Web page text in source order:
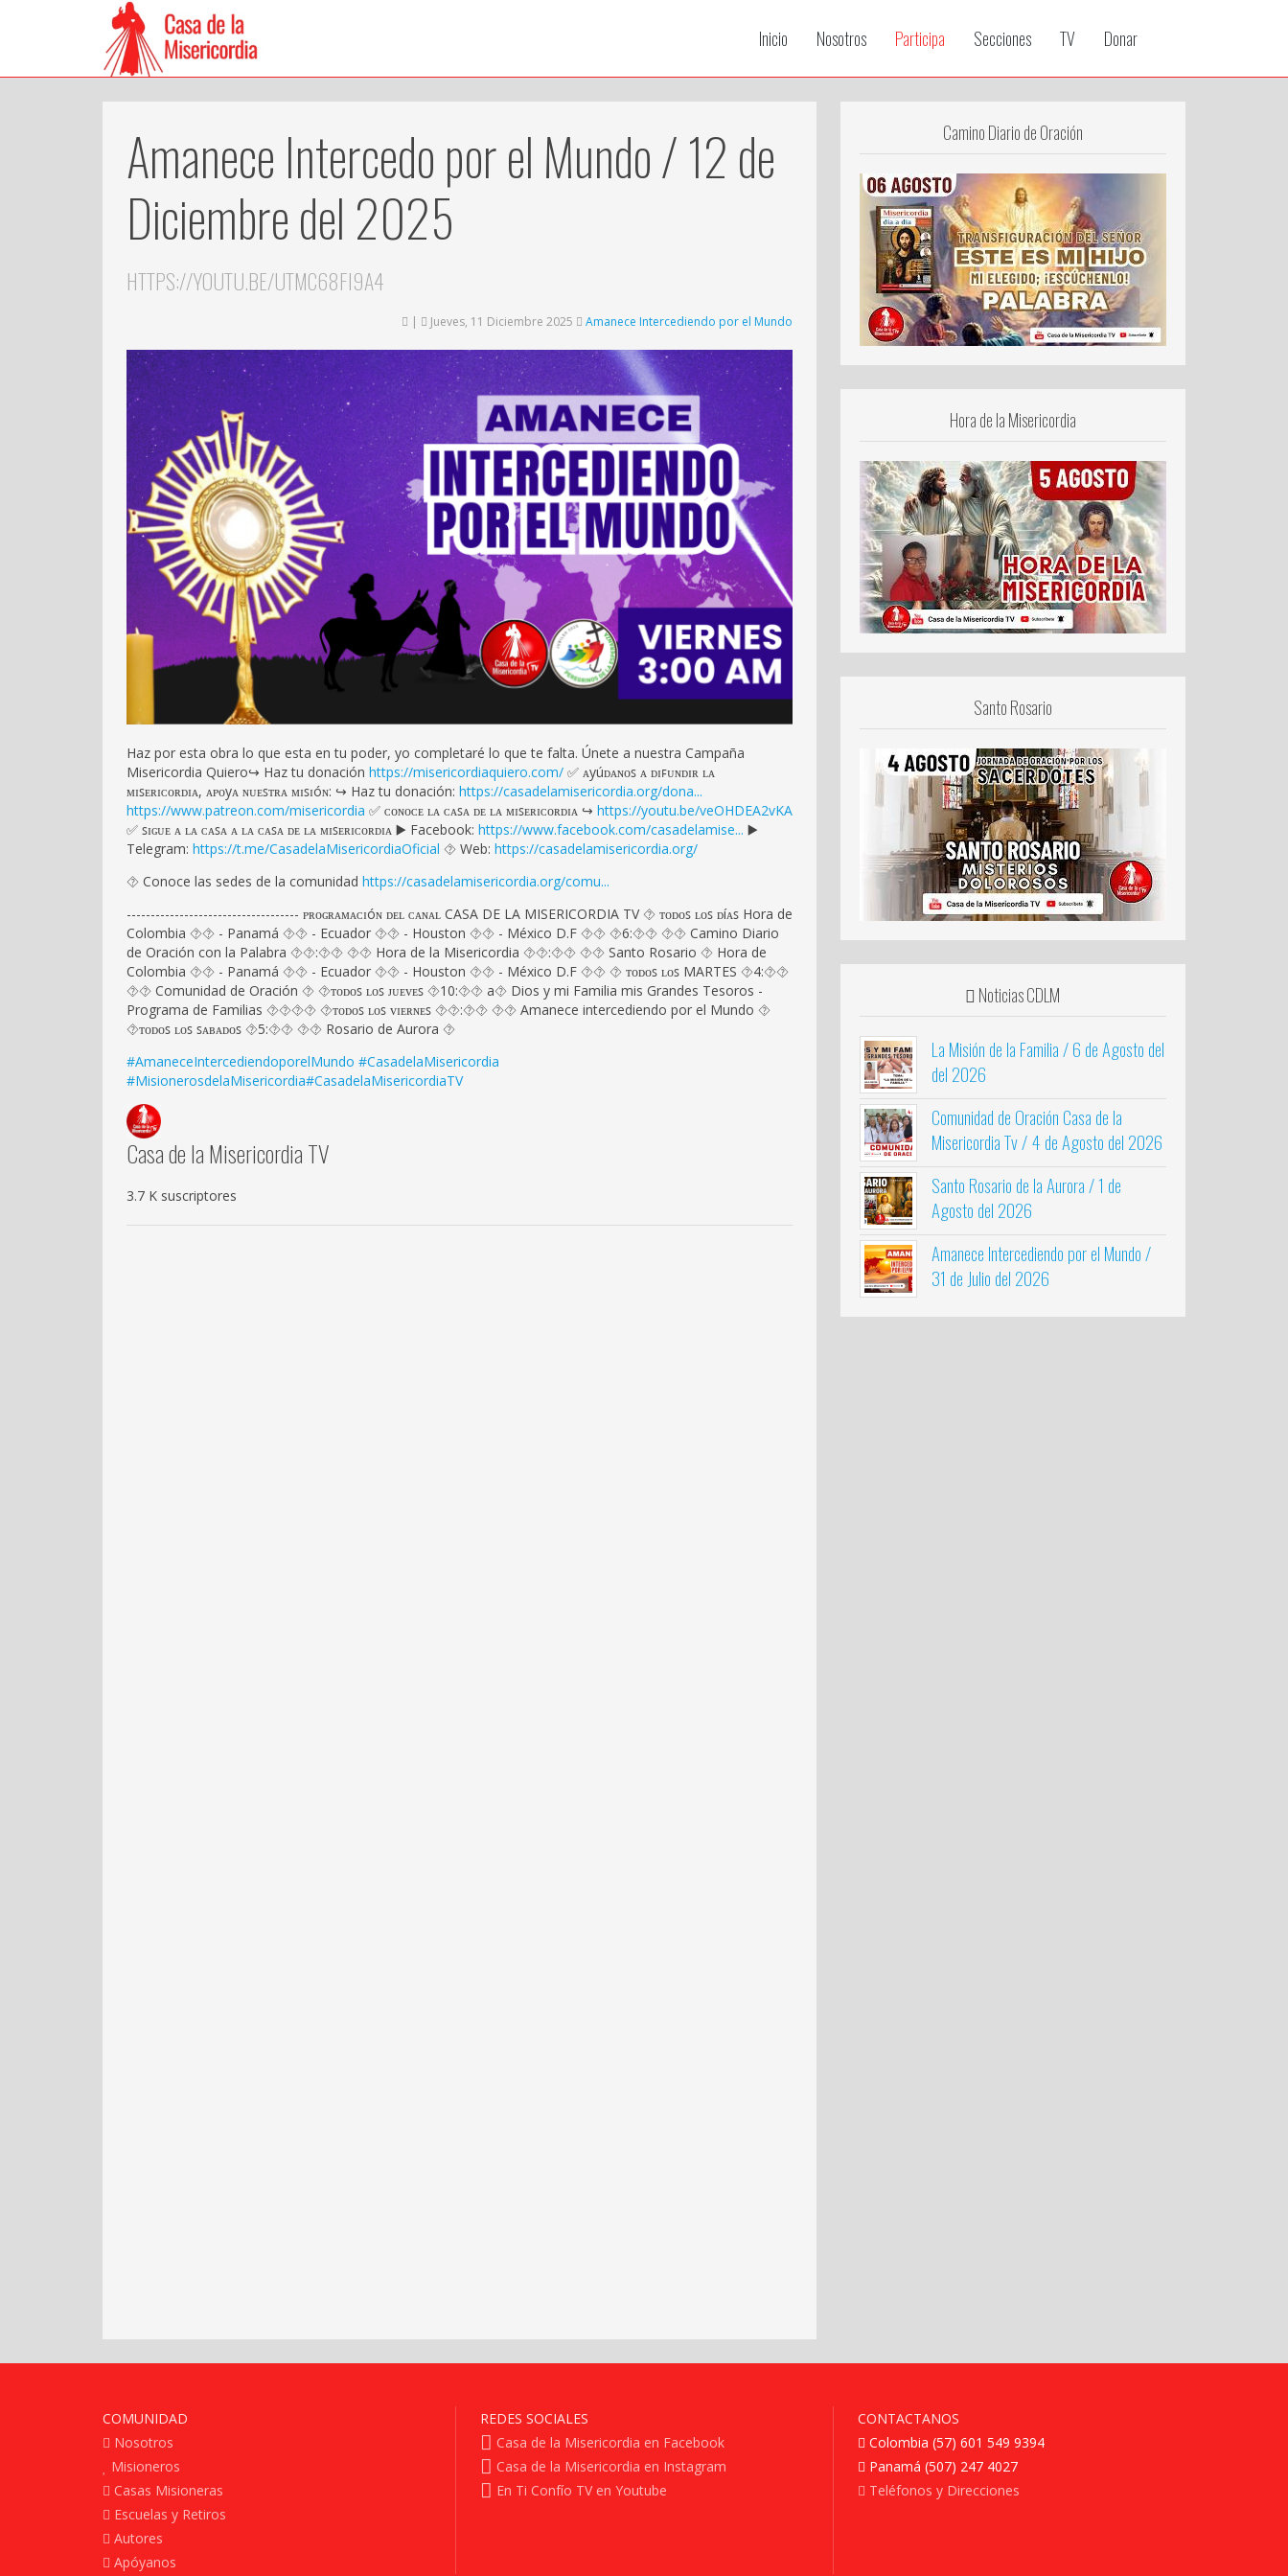
Inicio Nosotros Participa Secciones TV Donar
Amanece Intercedo por el Mundo / 12 de
Diciembre del 2025
HTTPS://YOUTU.BE/UTMC68FI9A4
| Jueves, 11 Diciembre 2025 Amanece Intercediendo por el Mundo
Haz por esta obra lo que esta en tu poder, yo completaré lo que te falta. Únete a nuestra Campaña
Misericordia Quiero↪️ Haz tu donación https://misericordiaquiero.com/ ✅ ᴀyúᴅᴀɴᴏꜱ ᴀ ᴅɪꜰᴜɴᴅɪʀ ʟᴀ
ᴍɪꜱᴇʀɪᴄᴏʀᴅɪᴀ, ᴀᴩᴏyᴀ ɴᴜᴇꜱᴛʀᴀ ᴍɪꜱɪóɴ: ↪️ Haz tu donación: https://casadelamisericordia.org/dona...
https://www.patreon.com/misericordia ✅ ᴄᴏɴᴏᴄᴇ ʟᴀ ᴄᴀꜱᴀ ᴅᴇ ʟᴀ ᴍɪꜱᴇʀɪᴄᴏʀᴅɪᴀ ↪️ https://youtu.be/veOHDEA2vKA
✅ ꜱɪɢᴜᴇ ᴀ ʟᴀ ᴄᴀꜱᴀ ᴀ ʟᴀ ᴄᴀꜱᴀ ᴅᴇ ʟᴀ ᴍɪꜱᴇʀɪᴄᴏʀᴅɪᴀ ▶️ Facebook: https://www.facebook.com/casadelamise... ▶️
Telegram: https://t.me/CasadelaMisericordiaOficial ⯑️ Web: https://casadelamisericordia.org/
⯑ Conoce las sedes de la comunidad https://casadelamisericordia.org/comu...
------------------------------------ ᴩʀᴏɢʀᴀᴍᴀᴄɪóɴ ᴅᴇʟ ᴄᴀɴᴀʟ CASA DE LA MISERICORDIA TV ⯑ ᴛᴏᴅᴏꜱ ʟᴏꜱ ᴅíᴀꜱ Hora de
Colombia ⯑⯑ - Panamá ⯑⯑ - Ecuador ⯑⯑ - Houston ⯑⯑ - México D.F ⯑⯑ ⯑6:⯑⯑ ⯑⯑ Camino Diario
de Oración con la Palabra ⯑⯑:⯑⯑ ⯑⯑ Hora de la Misericordia ⯑⯑:⯑⯑ ⯑⯑ Santo Rosario ⯑ Hora de
Colombia ⯑⯑ - Panamá ⯑⯑ - Ecuador ⯑⯑ - Houston ⯑⯑ - México D.F ⯑⯑ ⯑ ᴛᴏᴅᴏꜱ ʟᴏꜱ MARTES ⯑4:⯑⯑
⯑⯑ Comunidad de Oración ⯑ ⯑ᴛᴏᴅᴏꜱ ʟᴏꜱ ᴊᴜᴇᴠᴇꜱ ⯑10:⯑⯑ a⯑ Dios y mi Familia mis Grandes Tesoros -
Programa de Familias ⯑‍⯑‍⯑‍⯑ ⯑ᴛᴏᴅᴏꜱ ʟᴏꜱ ᴠɪᴇʀɴᴇꜱ ⯑⯑:⯑⯑ ⯑⯑ Amanece intercediendo por el Mundo ⯑
⯑ᴛᴏᴅᴏꜱ ʟᴏꜱ ꜱᴀʙᴀᴅᴏꜱ ⯑5:⯑⯑ ⯑⯑ Rosario de Aurora ⯑
#AmaneceIntercediendoporelMundo #CasadelaMisericordia
#MisionerosdelaMisericordia#CasadelaMisericordiaTV
Casa de la Misericordia TV
3.7 K suscriptores
Camino Diario de Oración
Hora de la Misericordia
Santo Rosario
Noticias CDLM
La Misión de la Familia / 6 de Agosto del
del 2026
Comunidad de Oración Casa de la
Misericordia Tv / 4 de Agosto del 2026
Santo Rosario de la Aurora / 1 de
Agosto del 2026
Amanece Intercediendo por el Mundo /
31 de Julio del 2026
COMUNIDAD
Nosotros
Misioneros
Casas Misioneras
Escuelas y Retiros
Autores
Apóyanos
REDES SOCIALES
Casa de la Misericordia en Facebook
Casa de la Misericordia en Instagram
En Ti Confío TV en Youtube
CONTACTANOS
Colombia (57) 601 549 9394
Panamá (507) 247 4027
Teléfonos y Direcciones